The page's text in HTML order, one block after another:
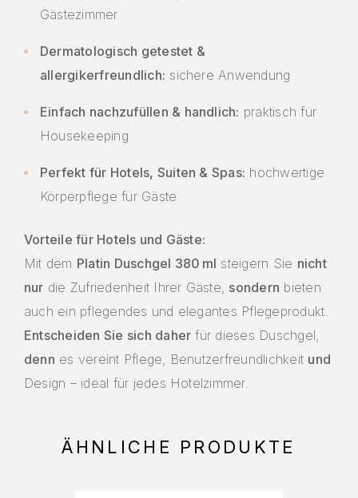
Gästezimmer
Dermatologisch getestet &
allergikerfreundlich: sichere Anwendung
Einfach nachzufüllen & handlich: praktisch für
Housekeeping
Perfekt für Hotels, Suiten & Spas: hochwertige
Körperpflege für Gäste
Vorteile für Hotels und Gäste:
Mit dem Platin Duschgel 380 ml steigern Sie nicht
nur die Zufriedenheit Ihrer Gäste, sondern bieten
auch ein pflegendes und elegantes Pflegeprodukt.
Entscheiden Sie sich daher für dieses Duschgel,
denn es vereint Pflege, Benutzerfreundlichkeit und
Design – ideal für jedes Hotelzimmer.
ÄHNLICHE PRODUKTE